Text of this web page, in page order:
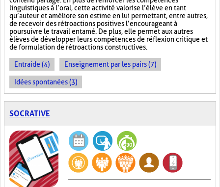
linguistiques à l’oral, cette activité valorise l’élève en tant
qu’auteur et améliore son estime en lui permettant, entre autres,
de recevoir des rétroactions positives l’encourageant à
poursuivre le travail entamé. De plus, elle permet aux autres
élèves de développer leurs compétences de réflexion critique et
de formulation de rétroactions constructives.
Entraide (4) Enseignement par les pairs (7)
Idées spontanées (3)
SOCRATIVE